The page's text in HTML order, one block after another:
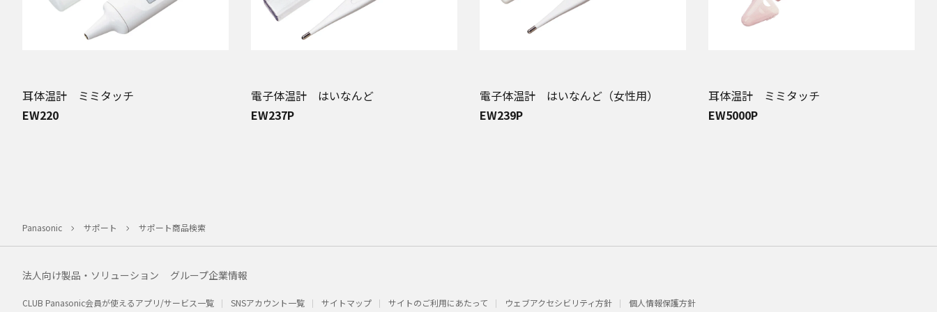
耳体温計 ミミタッチ
EW220
電子体温計 はいなんど
EW237P
電子体温計 はいなんど（女性用）
EW239P
耳体温計 ミミタッチ
EW5000P
Panasonic サポート サポート商品検索
法人向け製品・ソリューション グループ企業情報
CLUB Panasonic会員が使えるアプリ/サービス一覧 SNSアカウント一覧 サイトマップ サイトのご利用にあたって ウェブアクセシビリティ方針 個人情報保護方針